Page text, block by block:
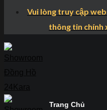
Vui lòng truy cập
thông tin chính
Trang Chủ